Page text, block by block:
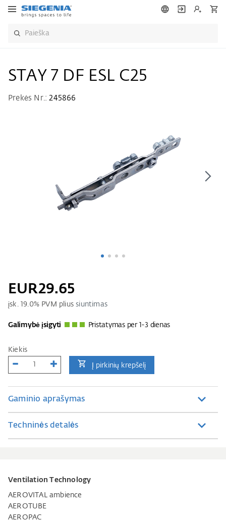
STAY 7 DF ESL C25
Prekės Nr.:245866
EUR29.65
įsk. 19.0% PVM pliussiuntimas
Galimybė įsigyti Pristatymas per 1-3 dienas
Kiekis
Į pirkinių krepšelį
Gaminio aprašymas
Techninės detalės
Ventilation Technology
AEROVITAL ambience
AEROTUBE
AEROPAC